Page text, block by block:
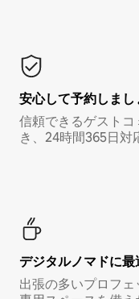
安心して予約しまし
信頼できるゲスト
き、24時間365日対
デジタルノマド⁠に
出張の多いプロフ